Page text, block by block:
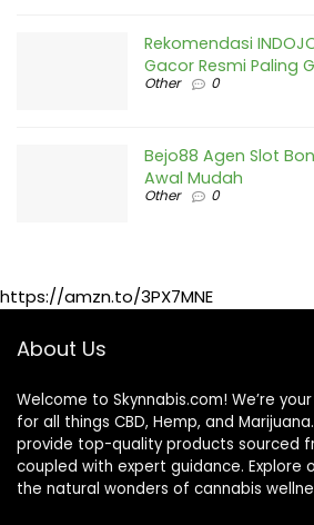
Rekomendasi
Gacor Resmi Paling
Other 0
Bejo88 Agen Slot
Awal Mudah
Other 0
https://amzn.to/3PX7MNE
About Us
Welcome to Skynnabis.com! We’re
for all things CBD, Hemp, and
provide top-quality products sourced
coupled with expert guidance. Explore
the natural wonders of cannabis